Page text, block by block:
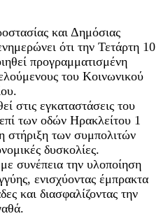
και Δημόσιας
ότι την Τετάρτη 10
προγραμματισμένη
του Κοινωνικού
στις εγκαταστάσεις του
των οδών Ηρακλείτου 1
στήριξη των συμπολιτών
δυσκολίες.
συνέπεια την υλοποίηση
ενισχύοντας έμπρακτα
και διασφαλίζοντας την